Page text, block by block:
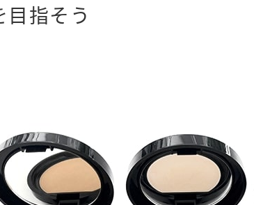
指そう